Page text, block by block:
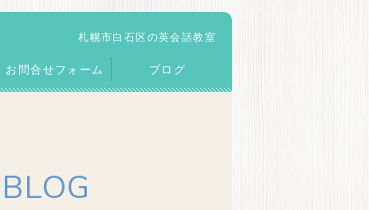
札幌市白石区の英会話教室
お問合せフォーム ブログ